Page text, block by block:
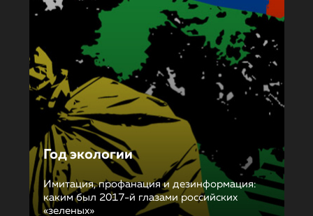
Год экологии
Имитация, профанация и дезинформация:
каким был 2017-й глазами российских
«зеленых»